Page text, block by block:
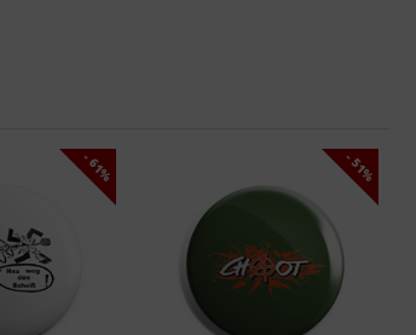
- 61% - 51%